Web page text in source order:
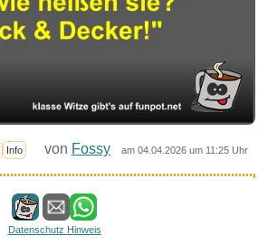
Info von Fossy am 04.04.2026 um 11:25 Uhr
Datenschutz Hinweis